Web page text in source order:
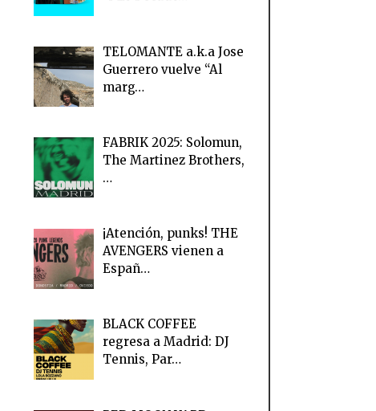
TELOMANTE a.k.a Jose
Guerrero vuelve “Al
marg…
FABRIK 2025: Solomun,
The Martinez Brothers,
…
¡Atención, punks! THE
AVENGERS vienen a
Españ…
BLACK COFFEE
regresa a Madrid: DJ
Tennis, Par…